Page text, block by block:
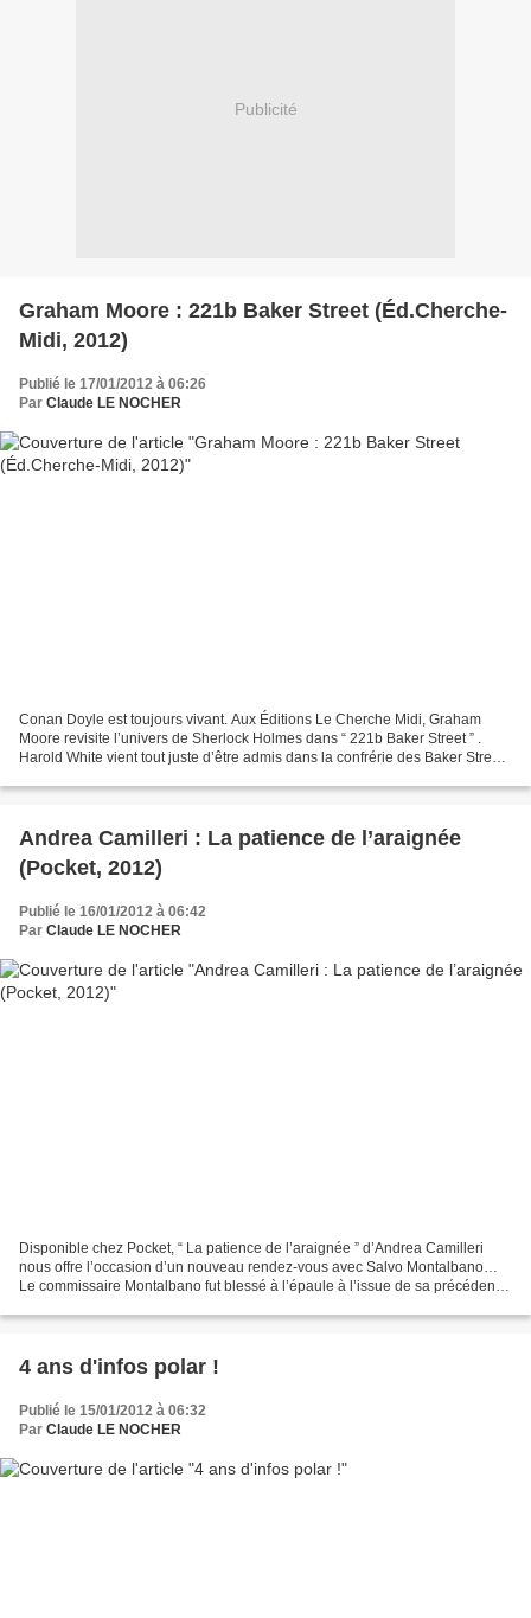
Publicité
Graham Moore : 221b Baker Street (Éd.Cherche-
Midi, 2012)
Publié le 17/01/2012 à 06:26
Par Claude LE NOCHER
Conan Doyle est toujours vivant. Aux Éditions Le Cherche Midi, Graham
Moore revisite l’univers de Sherlock Holmes dans “ 221b Baker Street ” .
Harold White vient tout juste d’être admis dans la confrérie des Baker Street
Andrea Camilleri : La patience de l’araignée
(Pocket, 2012)
Publié le 16/01/2012 à 06:42
Par Claude LE NOCHER
Disponible chez Pocket, “ La patience de l’araignée ” d’Andrea Camilleri
nous offre l’occasion d’un nouveau rendez-vous avec Salvo Montalbano…
Le commissaire Montalbano fut blessé à l’épaule à l’issue de sa précédente
4 ans d'infos polar !
Publié le 15/01/2012 à 06:32
Par Claude LE NOCHER